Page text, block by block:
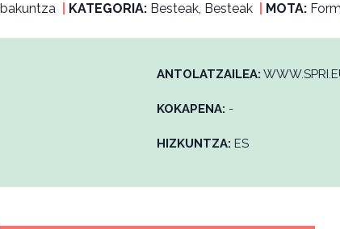
KATEGORIA: Besteak, Besteak MOTA:
ANTOLATZAILEA:
KOKAPENA: -
HIZKUNTZA: ES